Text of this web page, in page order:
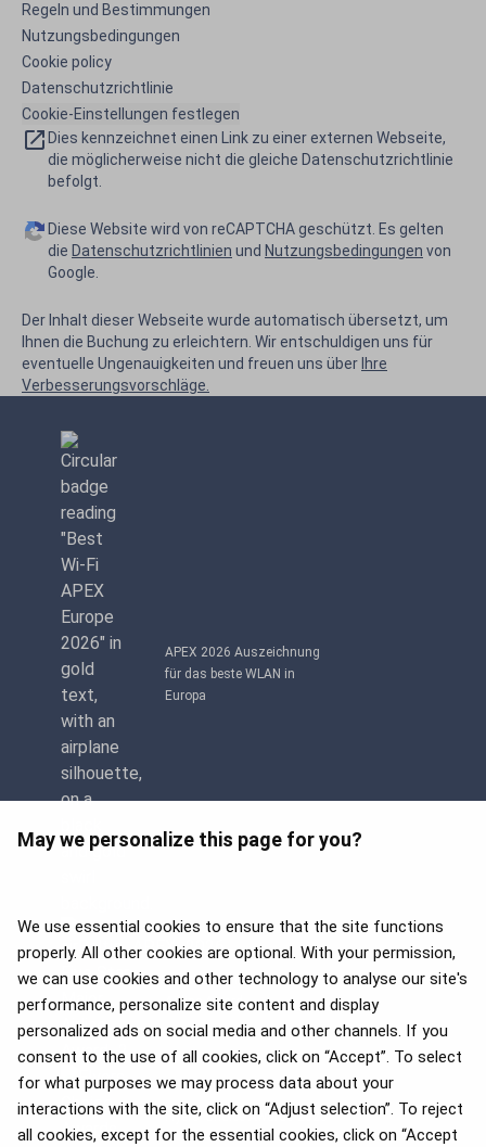
May we personalize this page for you?
We use essential cookies to ensure that the site functions
properly. All other cookies are optional. With your permission,
we can use cookies and other technology to analyse our site's
performance, personalize site content and display
personalized ads on social media and other channels. If you
consent to the use of all cookies, click on “Accept”. To select
for what purposes we may process data about your
interactions with the site, click on “Adjust selection”. To reject
all cookies, except for the essential cookies, click on “Accept
Regeln und Bestimmungen
Nutzungsbedingungen
Cookie policy
Datenschutzrichtlinie
Cookie-Einstellungen festlegen
Dies kennzeichnet einen Link zu einer externen Webseite,
die möglicherweise nicht die gleiche Datenschutzrichtlinie
befolgt.
Diese Website wird von reCAPTCHA geschützt. Es gelten
die Datenschutzrichtlinien und Nutzungsbedingungen von
Google.
Der Inhalt dieser Webseite wurde automatisch übersetzt, um
Ihnen die Buchung zu erleichtern. Wir entschuldigen uns für
eventuelle Ungenauigkeiten und freuen uns über Ihre
Verbesserungsvorschläge.
APEX 2026 Auszeichnung
für das beste WLAN in
Europa
APEX 2026 Five Star Major
Airline Award
Flyers’ Choice Awards 2025